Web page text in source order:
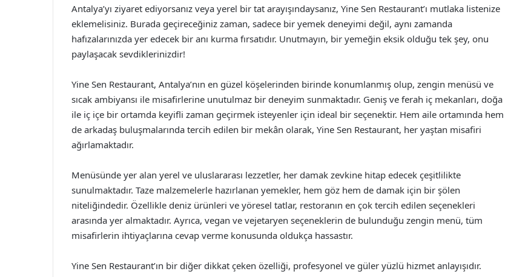
Antalya’yı ziyaret ediyorsanız veya yerel bir tat arayışındaysanız, Yine Sen Restaurant’ı mutlaka listenize
eklemelisiniz. Burada geçireceğiniz zaman, sadece bir yemek deneyimi değil, aynı zamanda
hafızalarınızda yer edecek bir anı kurma fırsatıdır. Unutmayın, bir yemeğin eksik olduğu tek şey, onu
paylaşacak sevdiklerinizdir!
Yine Sen Restaurant, Antalya’nın en güzel köşelerinden birinde konumlanmış olup, zengin menüsü ve
sıcak ambiyansı ile misafirlerine unutulmaz bir deneyim sunmaktadır. Geniş ve ferah iç mekanları, doğa
ile iç içe bir ortamda keyifli zaman geçirmek isteyenler için ideal bir seçenektir. Hem aile ortamında hem
de arkadaş buluşmalarında tercih edilen bir mekân olarak, Yine Sen Restaurant, her yaştan misafiri
ağırlamaktadır.
Menüsünde yer alan yerel ve uluslararası lezzetler, her damak zevkine hitap edecek çeşitlilikte
sunulmaktadır. Taze malzemelerle hazırlanan yemekler, hem göz hem de damak için bir şölen
niteliğindedir. Özellikle deniz ürünleri ve yöresel tatlar, restoranın en çok tercih edilen seçenekleri
arasında yer almaktadır. Ayrıca, vegan ve vejetaryen seçeneklerin de bulunduğu zengin menü, tüm
misafirlerin ihtiyaçlarına cevap verme konusunda oldukça hassastır.
Yine Sen Restaurant’ın bir diğer dikkat çeken özelliği, profesyonel ve güler yüzlü hizmet anlayışıdır.